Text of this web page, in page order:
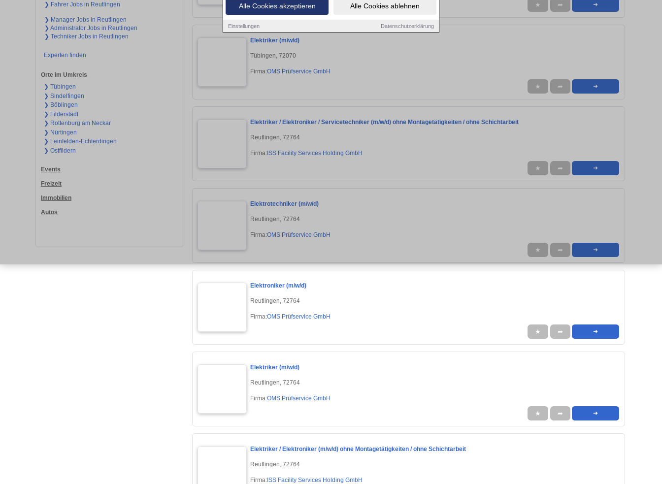
Alle Cookies akzeptieren Alle Cookies ablehnen
Einstellungen Datenschutzerklärung
❯ Fahrer Jobs in Reutlingen
❯ Manager Jobs in Reutlingen
❯ Administrator Jobs in Reutlingen
❯ Techniker Jobs in Reutlingen
Experten finden
Orte im Umkreis
❯ Tübingen
❯ Sindelfingen
❯ Böblingen
❯ Filderstadt
❯ Rottenburg am Neckar
❯ Nürtingen
❯ Leinfelden-Echterdingen
❯ Ostfildern
Events
Freizeit
Immobilien
Autos
★ ➦ ➜
Elektriker (m/w/d)
Tübingen, 72070
Firma:OMS Prüfservice GmbH
★ ➦ ➜
Elektriker / Elektroniker / Servicetechniker (m/w/d) ohne Montagetätigkeiten / ohne Schichtarbeit
Reutlingen, 72764
Firma:ISS Facility Services Holding GmbH
★ ➦ ➜
Elektrotechniker (m/w/d)
Reutlingen, 72764
Firma:OMS Prüfservice GmbH
★ ➦ ➜
Elektroniker (m/w/d)
Reutlingen, 72764
Firma:OMS Prüfservice GmbH
★ ➦ ➜
Elektriker (m/w/d)
Reutlingen, 72764
Firma:OMS Prüfservice GmbH
★ ➦ ➜
Elektriker / Elektroniker (m/w/d) ohne Montagetätigkeiten / ohne Schichtarbeit
Reutlingen, 72764
Firma:ISS Facility Services Holding GmbH